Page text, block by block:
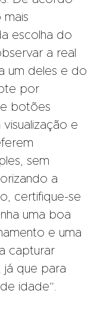
mais
escolha do
a real
um deles e do
por
botões
e
sem
a
certifique-se
uma boa
e uma
capturar
já que para
idade”.